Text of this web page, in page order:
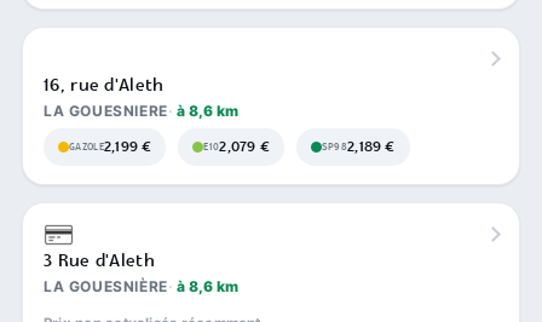
16, rue d'Aleth
LA GOUESNIERE à 8,6 km
GAZOLE2,199 € E102,079 € SP982,189 €
3 Rue d'Aleth
LA GOUESNIÈRE à 8,6 km